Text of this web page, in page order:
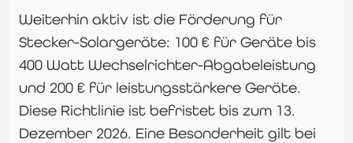
Weiterhin aktiv ist die Förderung für
Stecker-Solargeräte: 100 € für Geräte bis
400 Watt Wechselrichter-Abgabeleistung
und 200 € für leistungsstärkere Geräte.
Diese Richtlinie ist befristet bis zum 13.
Dezember 2026. Eine Besonderheit gilt bei